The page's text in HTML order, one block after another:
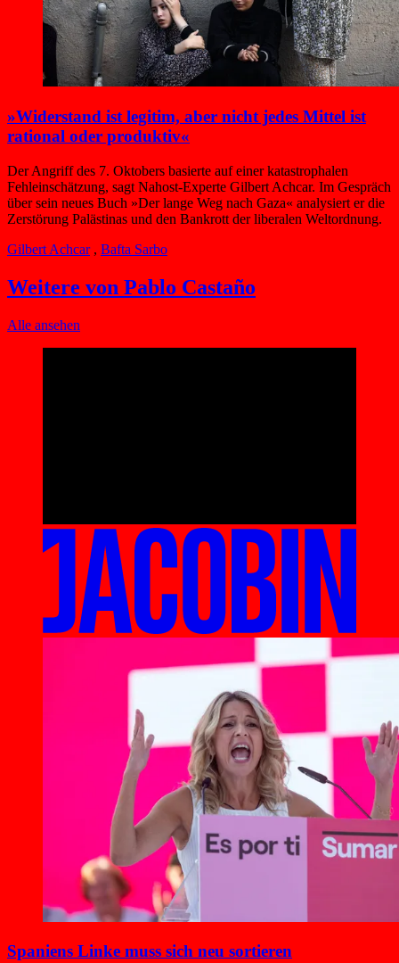
»Widerstand ist legitim, aber nicht jedes Mittel ist
rational oder produktiv«
Der Angriff des 7. Oktobers basierte auf einer katastrophalen
Fehleinschätzung, sagt Nahost-Experte Gilbert Achcar. Im Gespräch
über sein neues Buch »Der lange Weg nach Gaza« analysiert er die
Zerstörung Palästinas und den Bankrott der liberalen Weltordnung.
Gilbert Achcar , Bafta Sarbo
Weitere von Pablo Castaño
Alle ansehen
Spaniens Linke muss sich neu sortieren